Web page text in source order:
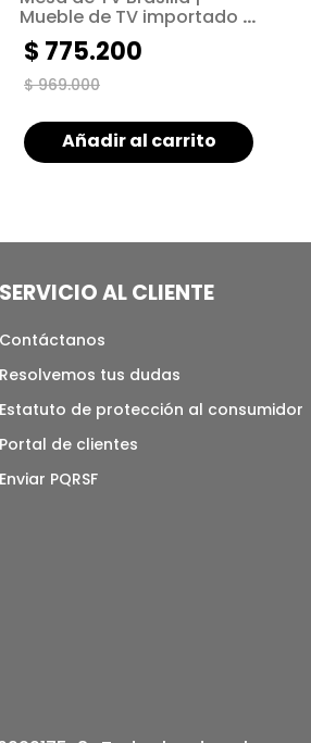
Mueble de TV importado |
Mueble multifuncional con
almacenamiento
$ 969.000
$ 775.200
Añadir al carrito
SERVICIO AL CLIENTE
Contáctanos
Resolvemos tus dudas
Estatuto de protección al consumidor
Portal de clientes
Enviar PQRSF